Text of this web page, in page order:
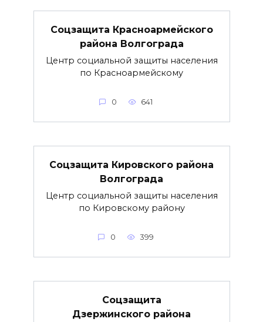
Соцзащита Красноармейского
района Волгограда
Центр социальной защиты населения
по Красноармейскому
0 641
Соцзащита Кировского района
Волгограда
Центр социальной защиты населения
по Кировскому району
0 399
Соцзащита
Дзержинского района